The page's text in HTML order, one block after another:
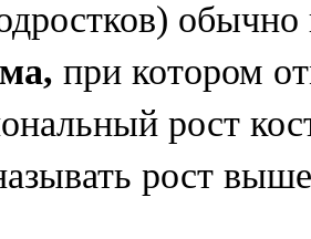
при котором
рост
рост